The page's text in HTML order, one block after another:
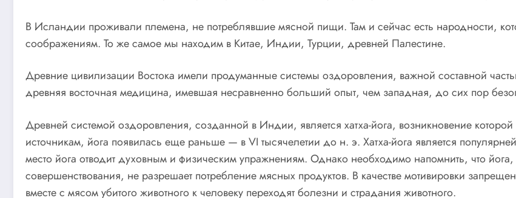
В Исландии проживали племена, не потреблявшие мясной пищи. Там и сейчас есть народности,
соображениям. То же самое мы находим в Китае, Индии, Турции, древней Палестине.
Древние цивилизации Востока имели продуманные системы оздоровления, важной составной
древняя восточная медицина, имевшая несравненно больший опыт, чем западная, до сих пор
Древней системой оздоровления, созданной в Индии, является хатха-йога, возникновение
источникам, йога появилась еще раньше — в VI тысячелетии до н. э. Хатха-йога является
место йога отводит духовным и физическим упражнениям. Однако необходимо напомнить, что йога,
совершенствования, не разрешает потребление мясных продуктов. В качестве мотивировки
вместе с мясом убитого животного к человеку переходят болезни и страдания животного.